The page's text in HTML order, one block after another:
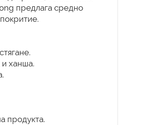
предлага средно
и ханша.
продукта.